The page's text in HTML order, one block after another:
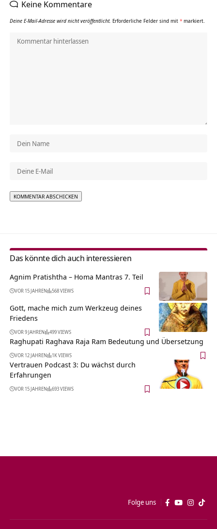
Keine Kommentare
Deine E-Mail-Adresse wird nicht veröffentlicht. Erforderliche Felder sind mit * markiert.
Das könnte dich auch interessieren
Agnim Pratishtha – Homa Mantras 7. Teil
VOR 15 JAHREN 568 VIEWS
Gott, mache mich zum Werkzeug deines
Friedens
VOR 9 JAHREN 499 VIEWS
Raghupati Raghava Raja Ram Bedeutung und Übersetzung
VOR 12 JAHREN 1K VIEWS
Vertrauen Podcast 3: Du wächst durch
Erfahrungen
VOR 15 JAHREN 693 VIEWS
Folge uns